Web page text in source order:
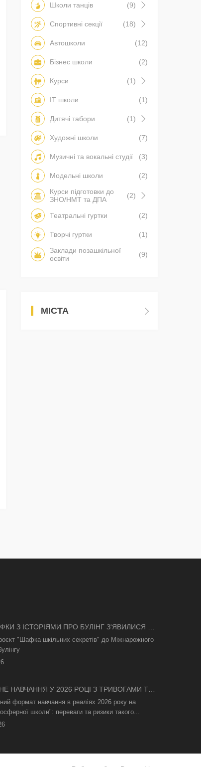
Школи танців (9)
Спортивні секції (18)
Автошколи (12)
Бізнес школи (2)
Курси (1)
IT школи (1)
Дитячі табори (1)
Художні школи (7)
Музичні та вокальні студії (3)
Модельні школи
(2)
Курси підготовки до
ЗНО/НМТ та ДПА
(2)
Театральні гуртки (2)
Творчі гуртки
(1)
Заклади позашкільної
освіти
(9)
МІСТА
З ІСТОРІЯМИ ПРО БУЛІНГ З'ЯВИЛИСЯ В
"Шафка шкільних секретів" до Міжнарожного
НАВЧАННЯ У 2026 РОЦІ З ТРИВОГАМИ ТА
ЯК АСИНХРОННИЙ ФОРМАТ РЯТУЄ
формат навчання в реаліях 2026 року на
школи": переваги та ризики такого...